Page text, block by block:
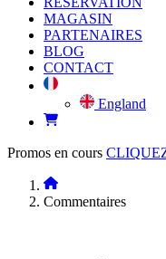
MAGASIN
PARTENAIRES
BLOG
CONTACT
England
Promos en cours
Commentaires